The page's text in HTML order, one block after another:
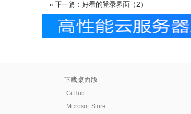
» 下一篇：好看的登录界面（2）
下载桌面版
GitHub
Microsoft Store